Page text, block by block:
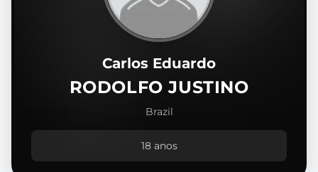
Carlos Eduardo
RODOLFO JUSTINO
Brazil
18 anos